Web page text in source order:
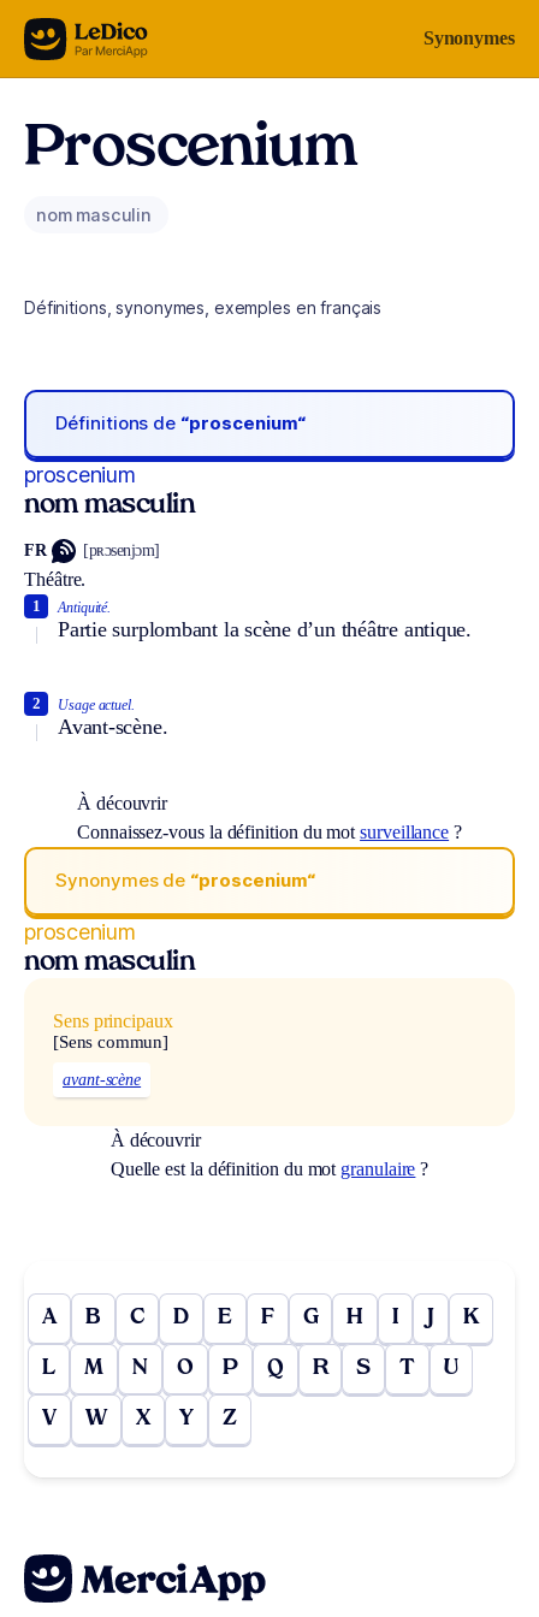
Aller au contenu Synonymes
Proscenium
nom masculin
Définitions, synonymes, exemples en français
Définitions de “proscenium“
proscenium
nom masculin
FR [pʀɔsenjɔm]
Théâtre.
Antiquité.
Partie surplombant la scène d’un théâtre antique.
1
Usage actuel.
Avant-scène.
2
À découvrir
Connaissez-vous la définition du motsurveillance ?
Synonymes de “proscenium“
proscenium
nom masculin
Sens principaux
[Sens commun]
avant-scène
À découvrir
Quelle est la définition du mot granulaire ?
A B C D E F G H I J K
L M N O P Q R S T U
V W X Y Z